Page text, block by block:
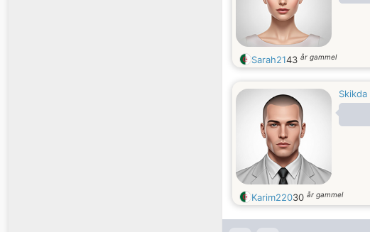
Sarah2143 år gammel
Skikda
Karim22030 år gammel